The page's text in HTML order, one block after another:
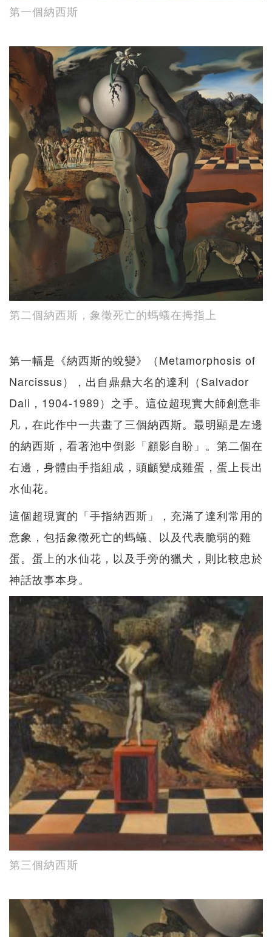
第一個納西斯
第二個納西斯，象徵死亡的螞蟻在拇指上
第一幅是《納西斯的蛻變》（Metamorphosis of
Narcissus），出自鼎鼎大名的達利（Salvador
Dali，1904-1989）之手。這位超現實大師創意非
凡，在此作中一共畫了三個納西斯。最明顯是左邊
的納西斯，看著池中倒影「顧影自盼」。第二個在
右邊，身體由手指組成，頭顱變成雞蛋，蛋上長出
水仙花。
這個超現實的「手指納西斯」，充滿了達利常用的
意象，包括象徵死亡的螞蟻、以及代表脆弱的雞
蛋。蛋上的水仙花，以及手旁的獵犬，則比較忠於
神話故事本身。
第三個納西斯